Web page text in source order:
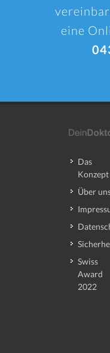
eine
Das
Konzept
Über
Swiss
Award
2022